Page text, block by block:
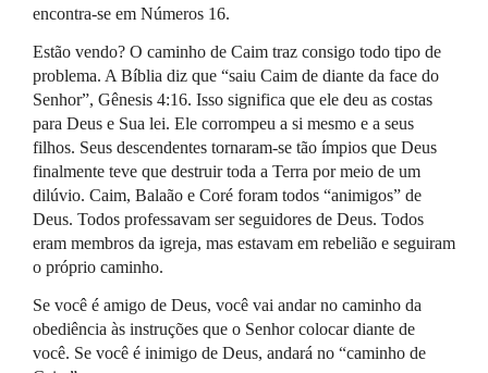
encontra-se em Números 16.
Estão vendo? O caminho de Caim traz consigo todo tipo de
problema. A Bíblia diz que “saiu Caim de diante da face do
Senhor”, Gênesis 4:16. Isso significa que ele deu as costas
para Deus e Sua lei. Ele corrompeu a si mesmo e a seus
filhos. Seus descendentes tornaram-se tão ímpios que Deus
finalmente teve que destruir toda a Terra por meio de um
dilúvio. Caim, Balaão e Coré foram todos “animigos” de
Deus. Todos professavam ser seguidores de Deus. Todos
eram membros da igreja, mas estavam em rebelião e seguiram
o próprio caminho.
Se você é amigo de Deus, você vai andar no caminho da
obediência às instruções que o Senhor colocar diante de
você. Se você é inimigo de Deus, andará no “caminho de